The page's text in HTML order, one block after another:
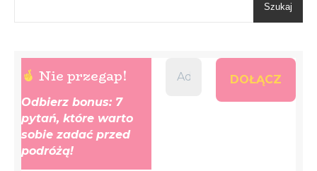
Szukaj
Nie przegap!
Odbierz bonus: 7
pytań, które warto
sobie zadać przed
podróżą!